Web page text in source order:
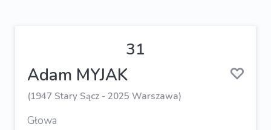
31
Adam MYJAK
(1947 Stary Sącz - 2025 Warszawa)
Głowa